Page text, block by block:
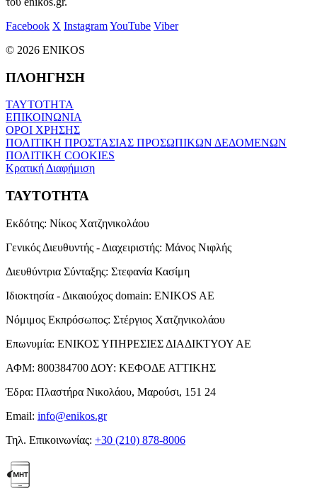
Facebook X InstagramYouTube Viber
© 2026 ENIKOS
ΠΛΟΗΓΗΣΗ
ΤΑΥΤΟΤΗΤΑ
ΕΠΙΚΟΙΝΩΝΙΑ
ΟΡΟΙ ΧΡΗΣΗΣ
ΠΟΛΙΤΙΚΗ ΠΡΟΣΤΑΣΙΑΣ ΠΡΟΣΩΠΙΚΩΝ ΔΕΔΟΜΕΝΩΝ
ΠΟΛΙΤΙΚΗ COOKIES
Κρατική Διαφήμιση
ΤΑΥΤΟΤΗΤΑ
Εκδότης: Νίκος Χατζηνικολάου
Γενικός Διευθυντής - Διαχειριστής: Μάνος Νιφλής
Διευθύντρια Σύνταξης: Στεφανία Κασίμη
Ιδιοκτησία - Δικαιούχος domain: ENIKOS AE
Νόμιμος Εκπρόσωπος: Στέργιος Χατζηνικολάου
Επωνυμία: ΕΝΙΚΟΣ ΥΠΗΡΕΣΙΕΣ ΔΙΑΔΙΚΤΥΟΥ ΑΕ
ΑΦΜ: 800384700 ΔΟΥ: ΚΕΦΟΔΕ ΑΤΤΙΚΗΣ
Έδρα: Πλαστήρα Νικολάου, Μαρούσι, 151 24
Email: info@enikos.gr
Τηλ. Επικοινωνίας: +30 (210) 878-8006